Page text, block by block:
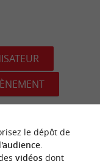
06/2026 à 03:23:09
le dépôt de
.
vidéosdont